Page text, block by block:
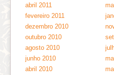
abril 2011
fevereiro 2011
dezembro 2010
outubro 2010
agosto 2010
junho 2010
abril 2010